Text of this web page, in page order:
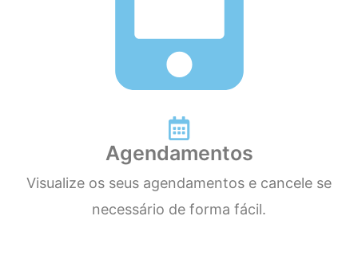
Agendamentos
Visualize os seus agendamentos e cancele se
necessário de forma fácil.